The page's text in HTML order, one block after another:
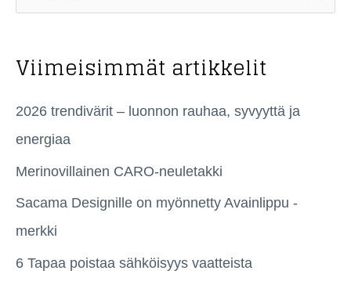
e
r
o
r
:
Viimeisimmät artikkelit
2026 trendivärit – luonnon rauhaa, syvyyttä ja
energiaa
Merinovillainen CARO-neuletakki
Sacama Designille on myönnetty Avainlippu -
merkki
6 Tapaa poistaa sähköisyys vaatteista
-